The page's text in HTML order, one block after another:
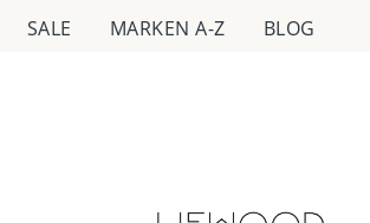
SALE MARKEN A-Z BLOG